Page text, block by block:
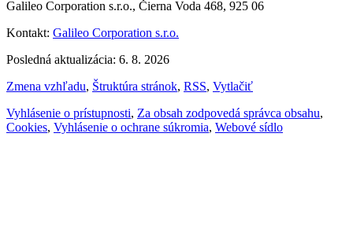
Galileo Corporation s.r.o., Čierna Voda 468, 925 06
Kontakt: Galileo Corporation s.r.o.
Posledná aktualizácia: 6. 8. 2026
Zmena vzhľadu, Štruktúra stránok, RSS, Vytlačiť
Vyhlásenie o prístupnosti, Za obsah zodpovedá správca obsahu,
Cookies, Vyhlásenie o ochrane súkromia, Webové sídlo